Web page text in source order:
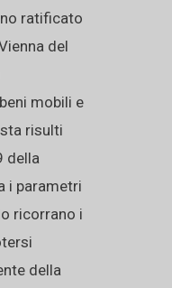
ratificato
del
mobili e
risulti
della
i parametri
ricorrano i
della